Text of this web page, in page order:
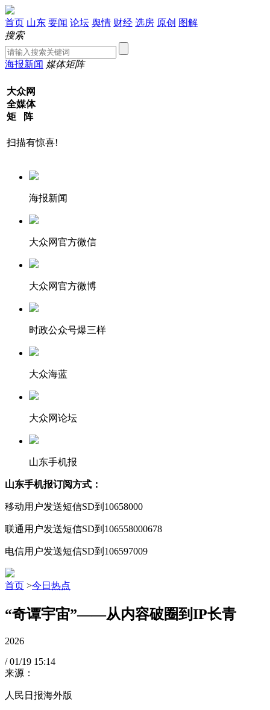
首页 山东 要闻 论坛 舆情 财经 选房 原创 图解
搜索
海报新闻 媒体矩阵
大众网
全媒体
矩 阵
扫描有惊喜!
海报新闻
大众网官方微信
大众网官方微博
时政公众号爆三样
大众海蓝
大众网论坛
山东手机报
山东手机报订阅方式：
移动用户发送短信SD到10658000
联通用户发送短信SD到106558000678
电信用户发送短信SD到106597009
首页 >今日热点
“奇谭宇宙”——从内容破圈到IP长青
2026
/ 01/19 15:14
来源：
人民日报海外版